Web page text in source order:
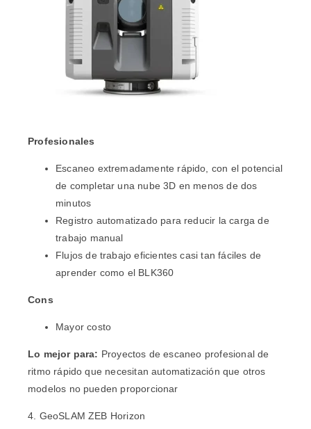
Profesionales
Escaneo extremadamente rápido, con el potencial
de completar una nube 3D en menos de dos
minutos
Registro automatizado para reducir la carga de
trabajo manual
Flujos de trabajo eficientes casi tan fáciles de
aprender como el BLK360
Cons
Mayor costo
Lo mejor para: Proyectos de escaneo profesional de
ritmo rápido que necesitan automatización que otros
modelos no pueden proporcionar
4. GeoSLAM ZEB Horizon